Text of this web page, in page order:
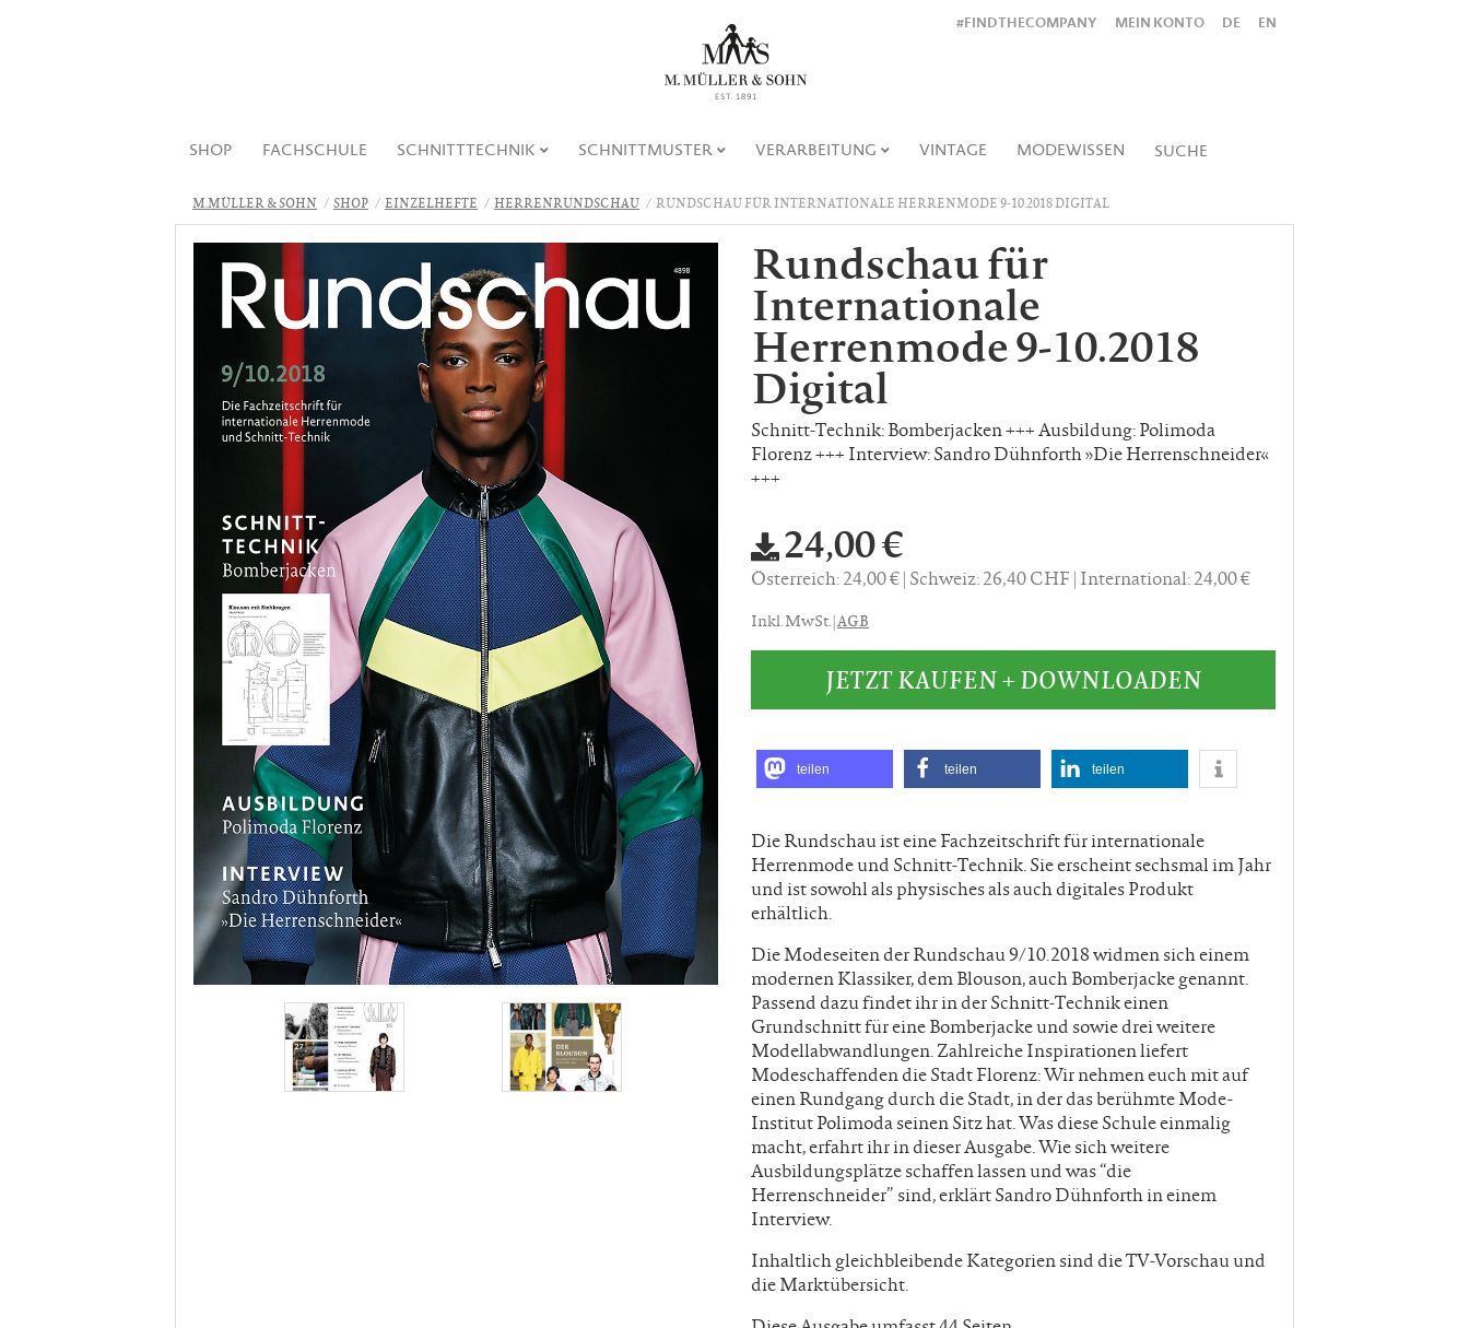
#FINDTHECOMPANY MEIN KONTO DE EN
SHOP FACHSCHULE SCHNITTTECHNIK SCHNITTMUSTER VERARBEITUNG VINTAGE MODEWISSEN SUCHE
Alles Shop SUCHEN
M.MÜLLER & SOHN SHOP EINZELHEFTE HERRENRUNDSCHAU RUNDSCHAU FÜR INTERNATIONALE HERRENMODE 9-10.2018 DIGITAL
Rundschau für
Internationale
Herrenmode 9-10.2018
Digital
Schnitt-Technik: Bomberjacken +++ Ausbildung: Polimoda
Florenz +++ Interview: Sandro Dühnforth »Die Herrenschneider«
+++
24,00 €
Österreich: 24,00 € Schweiz: 26,40 CHF International: 24,00 €
Inkl. MwSt. |AGB
JETZT KAUFEN + DOWNLOADEN
teilen teilen teilen
Die Rundschau ist eine Fachzeitschrift für internationale
Herrenmode und Schnitt-Technik. Sie erscheint sechsmal im Jahr
und ist sowohl als physisches als auch digitales Produkt
erhältlich.
Die Modeseiten der Rundschau 9/10.2018 widmen sich einem
modernen Klassiker, dem Blouson, auch Bomberjacke genannt.
Passend dazu findet ihr in der Schnitt-Technik einen
Grundschnitt für eine Bomberjacke und sowie drei weitere
Modellabwandlungen. Zahlreiche Inspirationen liefert
Modeschaffenden die Stadt Florenz: Wir nehmen euch mit auf
einen Rundgang durch die Stadt, in der das berühmte Mode-
Institut Polimoda seinen Sitz hat. Was diese Schule einmalig
macht, erfahrt ihr in dieser Ausgabe. Wie sich weitere
Ausbildungsplätze schaffen lassen und was “die
Herrenschneider” sind, erklärt Sandro Dühnforth in einem
Interview.
Inhaltlich gleichbleibende Kategorien sind die TV-Vorschau und
die Marktübersicht.